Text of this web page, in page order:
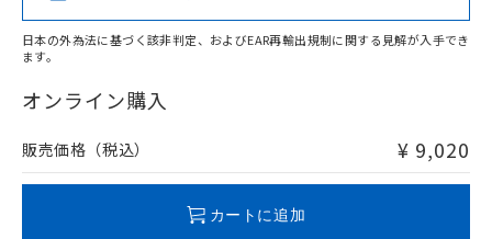
在庫等で未対応品が混在する可能性があります。
問い合わせください。
日本の外為法に基づく該非判定、およびEAR再輸出規制に関する見解が入手でき
ます。
オンライン購入
販売価格（税込） ¥ 9,020
カートに追加